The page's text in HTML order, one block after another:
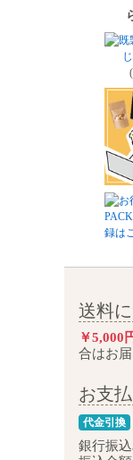
送料
￥5,000
合はお
お支
代金引換
銀行振